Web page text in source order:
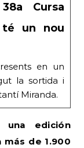
Cursa
té un nou
en un
la sortida i
Miranda.
una edición
de 1.900